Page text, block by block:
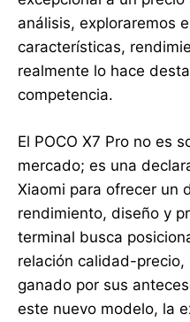
análisis, exploraremos
características,
realmente lo hace
competencia.
El POCO X7 Pro no es
mercado; es una
Xiaomi para ofrecer un
rendimiento, diseño y
terminal busca
relación calidad-
ganado por sus
este nuevo modelo, la